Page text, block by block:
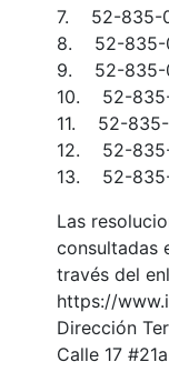
7. 52-835-
8. 52-835-
9. 52-835-
10. 52-835-
11. 52-835-
12. 52-835-
13. 52-835-
Las
consultadas
través del
https://
Dirección
Calle 17